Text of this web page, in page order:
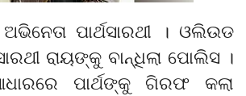
ପାର୍ଥସାରଥୀ । ଓଲିଉଡ
ରାୟଙ୍କୁ ବାନ୍ଧିଲା ପୋଲିସ ।
ପାର୍ଥଙ୍କୁ ଗିରଫ କଲା